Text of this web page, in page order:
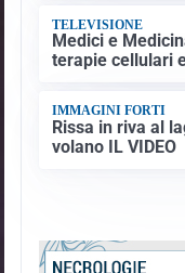
TELEVISIONE
Medici e
terapie cellulari
IMMAGINI FORTI
Rissa in riva al
volano IL VIDEO